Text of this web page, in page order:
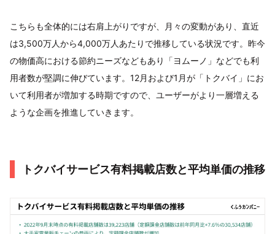
こちらも全体的には右肩上がりですが、月々の変動があり、直近
は3,500万人から4,000万人あたりで推移している状況です。昨今
の物価高における節約ニーズなどもあり「ヨムーノ」などでも利
用者数が堅調に伸びています。12月および1月が「トクバイ」にお
いて利用者が増加する時期ですので、ユーザーがより一層増える
ような企画を推進していきます。
トクバイサービス有料掲載店数と平均単価の推移